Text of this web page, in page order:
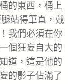
的東西，桶上
站得筆直，戴
我們必須在你
個狂妄自大的
道，這是他的
的影子佔滿了